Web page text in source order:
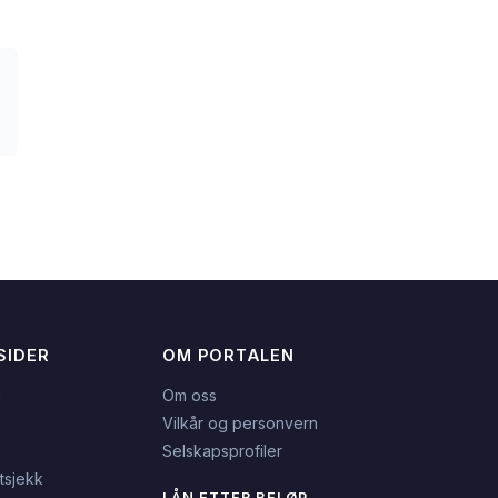
OM PORTALEN
Om oss
Vilkår og personvern
Selskapsprofiler